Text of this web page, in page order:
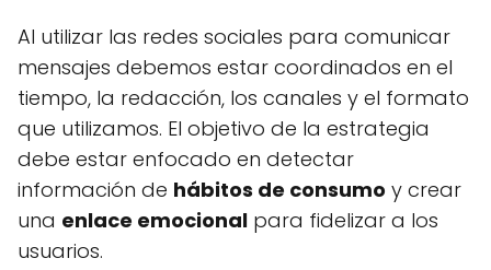
Al utilizar las redes sociales para comunicar
mensajes debemos estar coordinados en el
tiempo, la redacción, los canales y el formato
que utilizamos. El objetivo de la estrategia
debe estar enfocado en detectar
información de hábitos de consumo y crear
una enlace emocional para fidelizar a los
usuarios.